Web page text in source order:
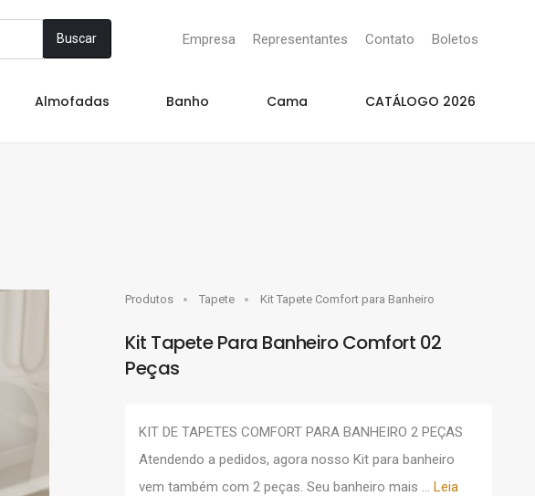
Buscar Empresa Representantes Contato Boletos
Almofadas Banho Cama CATÁLOGO 2026
Produtos Tapete Kit Tapete Comfort para Banheiro
Kit Tapete Para Banheiro Comfort 02
Peças
KIT DE TAPETES COMFORT PARA BANHEIRO 2 PEÇAS
Atendendo a pedidos, agora nosso Kit para banheiro
vem também com 2 peças. Seu banheiro mais ... Leia